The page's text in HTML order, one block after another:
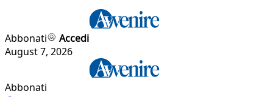
Abbonati
Accedi
August 7, 2026
Abbonati